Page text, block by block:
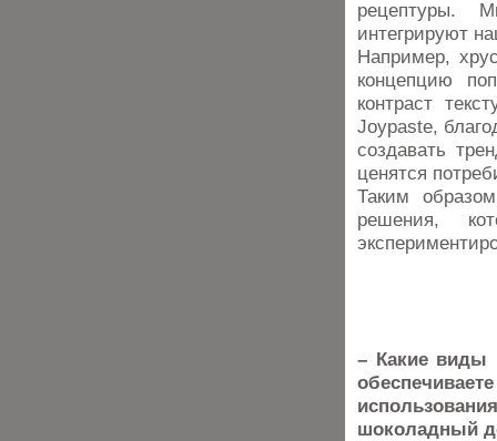
рецептуры.
интегрируют
Например,
концепцию
контраст
Joypaste,
создавать
ценятся
Таким
решения,
– Какие виды
шоколадный